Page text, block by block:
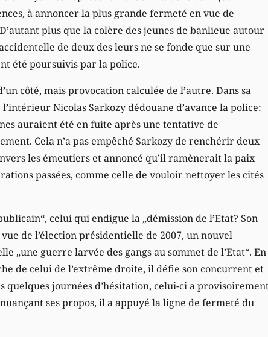
à annoncer la plus grande fermeté en vue de
plus que la colère des jeunes de banlieue autour
de deux des leurs ne se fonde que sur une
été poursuivis par la police.
côté, mais provocation calculée de l’autre. Dans sa
Nicolas Sarkozy dédouane d’avance la police:
auraient été en fuite après une tentative de
Cela n’a pas empêché Sarkozy de renchérir deux
les émeutiers et annoncé qu’il ramènerait la paix
passées, comme celle de vouloir nettoyer les cités
celui qui endigue la „démission de l’Etat? Son
de l’élection présidentielle de 2007, un nouvel
„une guerre larvée des gangs au sommet de l’Etat“. En
de celui de l’extrême droite, il défie son concurrent et
journées d’hésitation, celui-ci a
ses propos, il a appuyé la ligne de fermeté du